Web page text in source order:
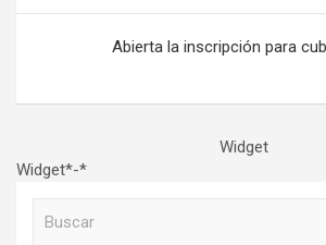
entradasAbierta la inscripción para
Widget
Widget*-*